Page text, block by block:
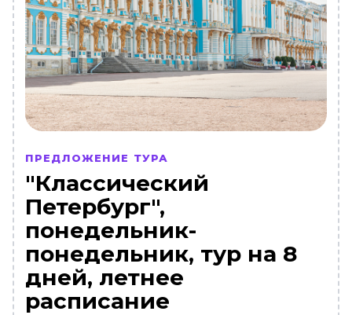
ПРЕДЛОЖЕНИЕ ТУРА
"Классический
Петербург",
понедельник-
понедельник, тур на 8
дней, летнее
расписание